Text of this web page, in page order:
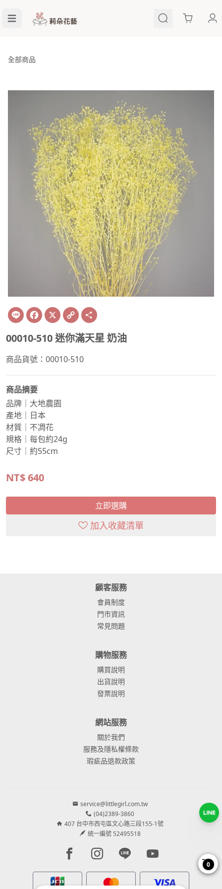
Cart
全部商品
Line Facebook
X Copy
Link
00010-510 迷你滿天星 奶油
商品貨號：00010-510
商品摘要
品牌｜大地農園
產地｜日本
材質｜不凋花
規格｜每包約24g
尺寸｜約55cm
NT$640
立即選購
加入收藏清單
顧客服務
會員制度
門市資訊
常見問題
購物服務
購買說明
出貨說明
發票說明
網站服務
關於我們
服務及隱私權條款
瑕疵品退款政策
service@littlegirl.com.tw
(04)2389-3860
407 台中市西屯區文心路三段155-1號
統一編號 52495518
Facebook page
Instagram page
Line pageYoutube page
0